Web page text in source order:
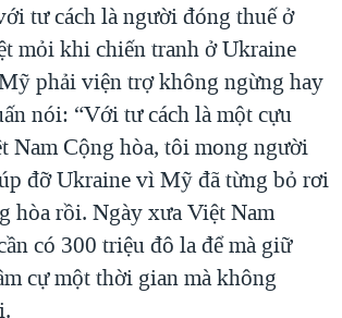
tư cách là người đóng thuế ở
mỏi khi chiến tranh ở Ukraine
phải viện trợ không ngừng hay
nói: “Với tư cách là một cựu
Nam Cộng hòa, tôi mong người
đỡ Ukraine vì Mỹ đã từng bỏ rơi
hòa rồi. Ngày xưa Việt Nam
có 300 triệu đô la để mà giữ
cự một thời gian mà không